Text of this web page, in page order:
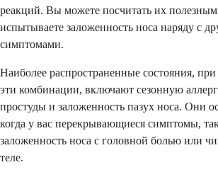
реакций. Вы можете посчитать их
испытываете заложенность носа наряду с
симптомами.
Наиболее распространенные состояния,
эти комбинации, включают сезонную
простуды и заложенность пазух носа. Они
когда у вас перекрывающиеся симптомы,
заложенность носа с головной болью или
теле.